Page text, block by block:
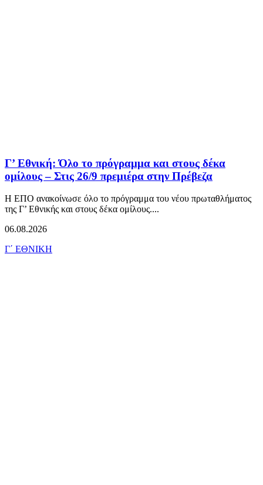
Γ’ Εθνική: Όλο το πρόγραμμα και στους δέκα
ομίλους – Στις 26/9 πρεμιέρα στην Πρέβεζα
Η ΕΠΟ ανακοίνωσε όλο το πρόγραμμα του νέου πρωταθλήματος
της Γ’ Εθνικής και στους δέκα ομίλους....
06.08.2026
Γ΄ ΕΘΝΙΚΗ